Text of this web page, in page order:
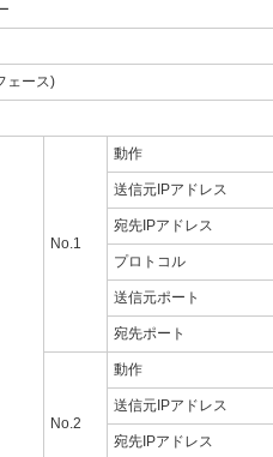
ェース)
No.1
動作
送信元IPアドレス
宛先IPアドレス
プロトコル
送信元ポート
宛先ポート
No.2
動作
送信元IPアドレス
宛先IPアドレス